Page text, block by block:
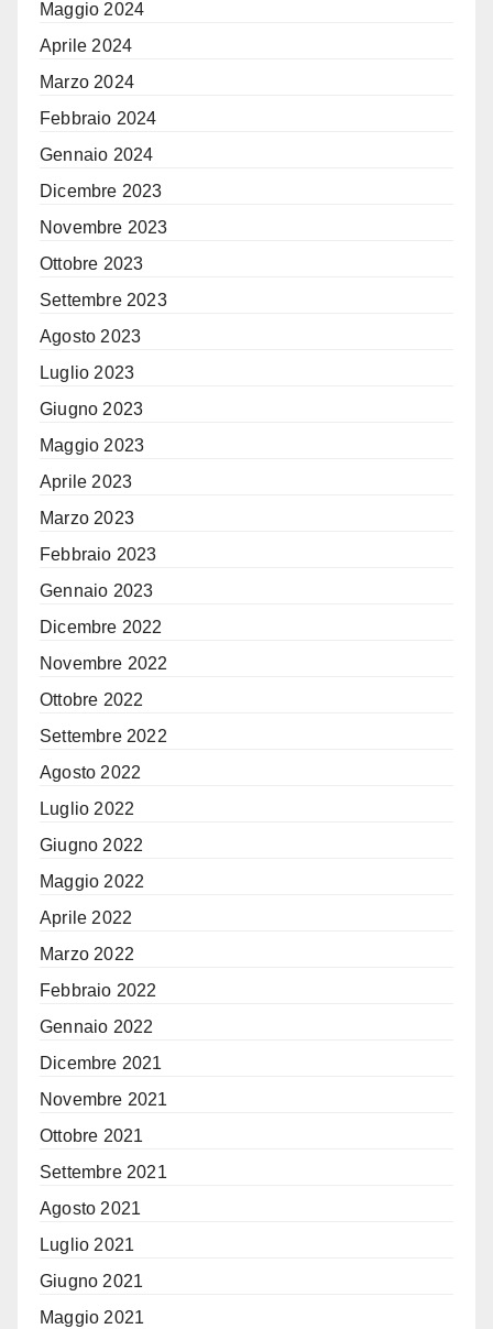
Maggio 2024
Aprile 2024
Marzo 2024
Febbraio 2024
Gennaio 2024
Dicembre 2023
Novembre 2023
Ottobre 2023
Settembre 2023
Agosto 2023
Luglio 2023
Giugno 2023
Maggio 2023
Aprile 2023
Marzo 2023
Febbraio 2023
Gennaio 2023
Dicembre 2022
Novembre 2022
Ottobre 2022
Settembre 2022
Agosto 2022
Luglio 2022
Giugno 2022
Maggio 2022
Aprile 2022
Marzo 2022
Febbraio 2022
Gennaio 2022
Dicembre 2021
Novembre 2021
Ottobre 2021
Settembre 2021
Agosto 2021
Luglio 2021
Giugno 2021
Maggio 2021